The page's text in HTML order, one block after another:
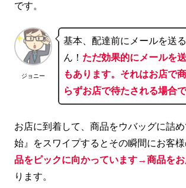
です。
ジョニー
基本、配達前にメールを送
ん！ ただ効果的にメールを
もあります。それはお店で
らずお店で待たされる場合で
お店に到着して、商品をウバッグに詰
始』をスワイプするとその瞬間にお客
品をピックに向かっています→商品をお
ります。